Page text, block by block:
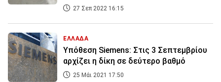
27 Σεπ 2022 16:15
ΕΛΛΑΔΑ
Υπόθεση Siemens: Στις 3 Σεπτεμβρίου
αρχίζει η δίκη σε δεύτερο βαθμό
25 Μάι 2021 17:50